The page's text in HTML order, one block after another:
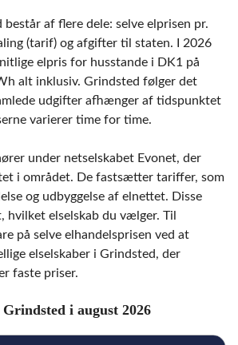
består af flere dele: selve elprisen pr.
(tarif) og afgifter til staten. I 2026
elpris for husstande i DK1 på
alt inklusiv. Grindsted følger det
udgifter afhænger af tidspunktet
varierer time for time.
under netselskabet Evonet, der
i området. De fastsætter tariffer, som
og udbyggelse af elnettet. Disse
hvilket elselskab du vælger. Til
på selve elhandelsprisen ved at
elselskaber i Grindsted, der
faste priser.
i august 2026